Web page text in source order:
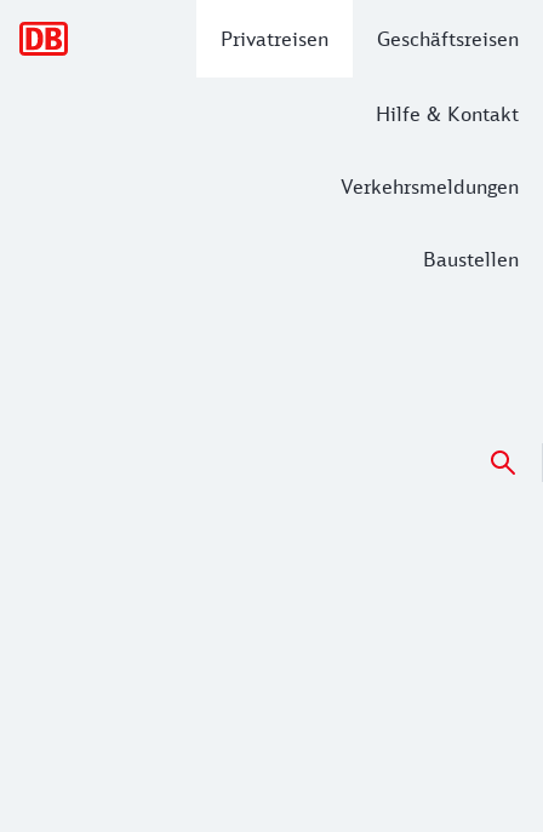
Privatreisen Geschäftsreisen
Hilfe & Kontakt
Verkehrsmeldungen
Baustellen